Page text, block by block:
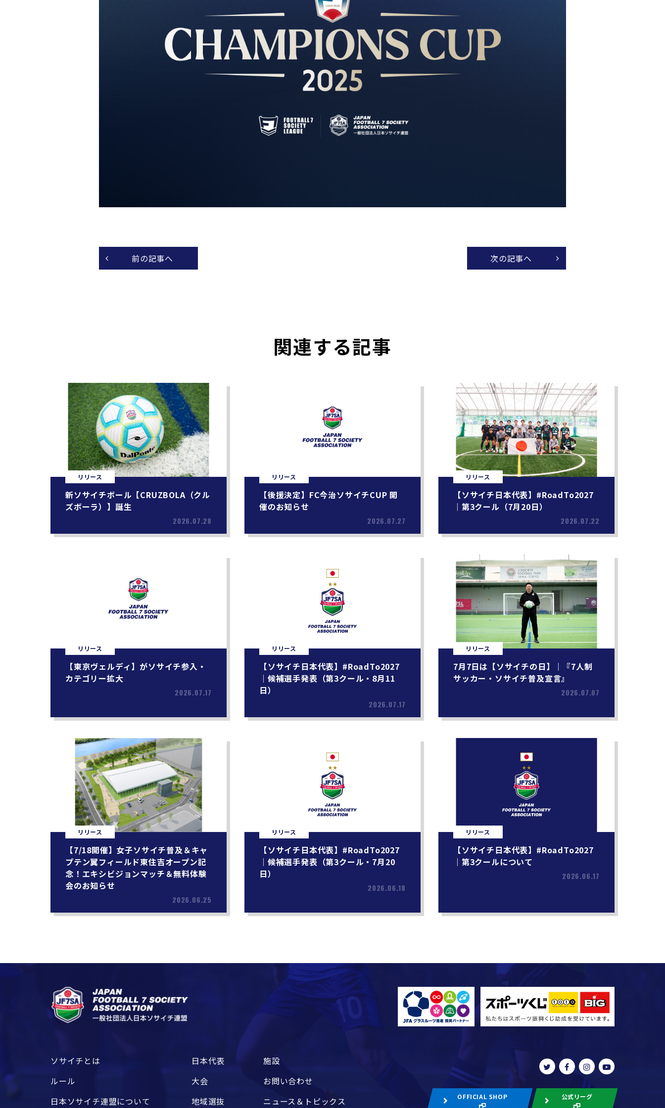
前の記事へ 次の記事へ
関連する記事
リリース
新ソサイチボール【CRUZBOLA（クル
ズボーラ）】誕生
2026.07.28
リリース
【後援決定】FC今治ソサイチCUP 開
催のお知らせ
2026.07.27
リリース
【ソサイチ日本代表】#RoadTo2027
｜第3クール（7月20日）
2026.07.22
リリース
【東京ヴェルディ】がソサイチ参入・
カテゴリー拡大
2026.07.17
リリース
【ソサイチ日本代表】#RoadTo2027
｜候補選手発表（第3クール・8月11
日）
2026.07.17
リリース
7月7日は【ソサイチの日】｜『7人制
サッカー・ソサイチ普及宣言』
2026.07.07
リリース
【7/18開催】女子ソサイチ普及＆キャ
プテン翼フィールド東住吉オープン記
念！エキシビジョンマッチ＆無料体験
会のお知らせ
2026.06.25
リリース
【ソサイチ日本代表】#RoadTo2027
｜候補選手発表（第3クール・7月20
日）
2026.06.18
リリース
【ソサイチ日本代表】#RoadTo2027
｜第3クールについて
2026.06.17
ソサイチとは
ルール
日本ソサイチ連盟について
日本代表
大会
地域選抜
施設
お問い合わせ
ニュース＆トピックス
OFFICIAL SHOP 公式リーグ